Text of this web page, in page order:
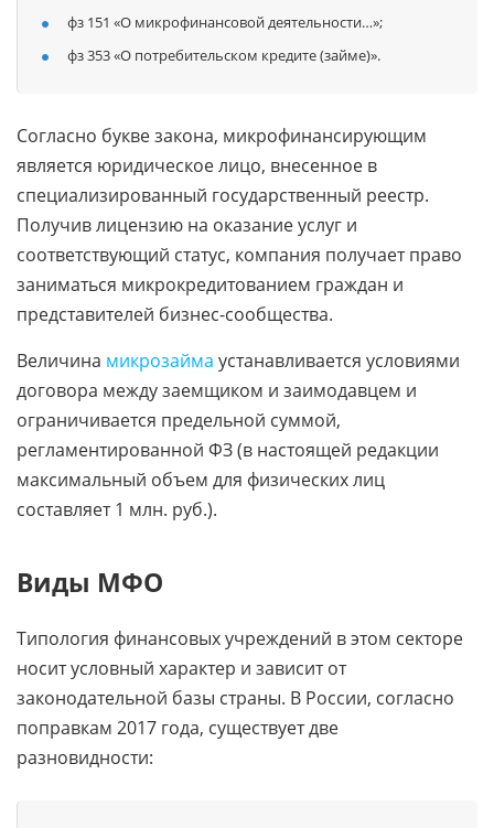
фз 151 «О микрофинансовой деятельности…»;
фз 353 «О потребительском кредите (займе)».
Согласно букве закона, микрофинансирующим
является юридическое лицо, внесенное в
специализированный государственный реестр.
Получив лицензию на оказание услуг и
соответствующий статус, компания получает право
заниматься микрокредитованием граждан и
представителей бизнес-сообщества.
Величина микрозайма устанавливается условиями
договора между заемщиком и заимодавцем и
ограничивается предельной суммой,
регламентированной ФЗ (в настоящей редакции
максимальный объем для физических лиц
составляет 1 млн. руб.).
Виды МФО
Типология финансовых учреждений в этом секторе
носит условный характер и зависит от
законодательной базы страны. В России, согласно
поправкам 2017 года, существует две
разновидности: